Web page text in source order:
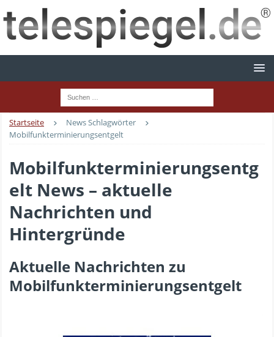
Startseite
News Schlagwörter
Mobilfunkterminierungsentgelt
Mobilfunkterminierungsentg
elt News – aktuelle
Nachrichten und
Hintergründe
Aktuelle Nachrichten zu
Mobilfunkterminierungsentgelt